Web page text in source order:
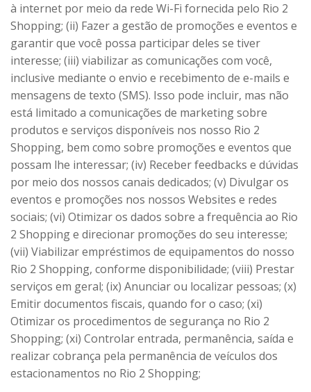
à internet por meio da rede Wi-Fi fornecida pelo Rio 2
Shopping; (ii) Fazer a gestão de promoções e eventos e
garantir que você possa participar deles se tiver
interesse; (iii) viabilizar as comunicações com você,
inclusive mediante o envio e recebimento de e-mails e
mensagens de texto (SMS). Isso pode incluir, mas não
está limitado a comunicações de marketing sobre
produtos e serviços disponíveis nos nosso Rio 2
Shopping, bem como sobre promoções e eventos que
possam lhe interessar; (iv) Receber feedbacks e dúvidas
por meio dos nossos canais dedicados; (v) Divulgar os
eventos e promoções nos nossos Websites e redes
sociais; (vi) Otimizar os dados sobre a frequência ao Rio
2 Shopping e direcionar promoções do seu interesse;
(vii) Viabilizar empréstimos de equipamentos do nosso
Rio 2 Shopping, conforme disponibilidade; (viii) Prestar
serviços em geral; (ix) Anunciar ou localizar pessoas; (x)
Emitir documentos fiscais, quando for o caso; (xi)
Otimizar os procedimentos de segurança no Rio 2
Shopping; (xi) Controlar entrada, permanência, saída e
realizar cobrança pela permanência de veículos dos
estacionamentos no Rio 2 Shopping;